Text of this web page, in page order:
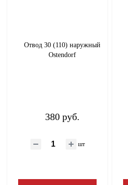
Отвод 30 (110) наружный
Ostendorf
380 руб.
шт